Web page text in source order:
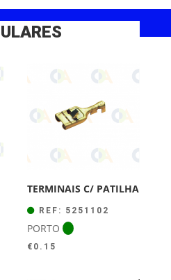
TERMINAIS C/ PATILHA
REF: 5251102
PORTO
€ 0.15